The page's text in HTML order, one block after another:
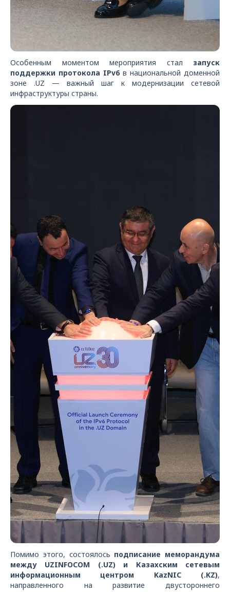
Особенным моментом мероприятия стал запуск
поддержки протокола IPv6в национальной доменной
зоне .UZ — важный шаг к модернизации сетевой
инфраструктуры страны.
Помимо этого, состоялось подписание меморандума
между UZINFOCOM (.UZ) и Казахским сетевым
информационным центром KazNIC (.KZ),
направленного на развитие двустороннего